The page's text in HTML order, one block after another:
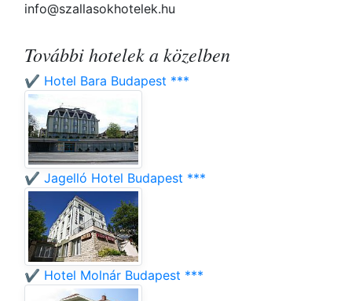
info@szallasokhotelek.hu
További hotelek a közelben
✔️ Hotel Bara Budapest ***
✔️ Jagelló Hotel Budapest ***
✔️ Hotel Molnár Budapest ***